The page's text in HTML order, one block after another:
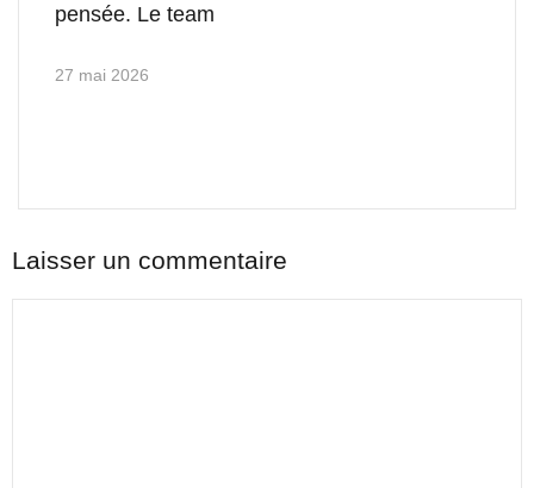
pensée. Le team
27 mai 2026
Laisser un commentaire